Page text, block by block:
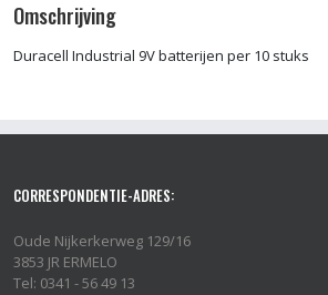
Omschrijving
Duracell Industrial 9V batterijen per 10 stuks
CORRESPONDENTIE-ADRES:
Oude Nijkerkerweg 129/16
3853 JR ERMELO
Tel: 0341 - 56 49 13